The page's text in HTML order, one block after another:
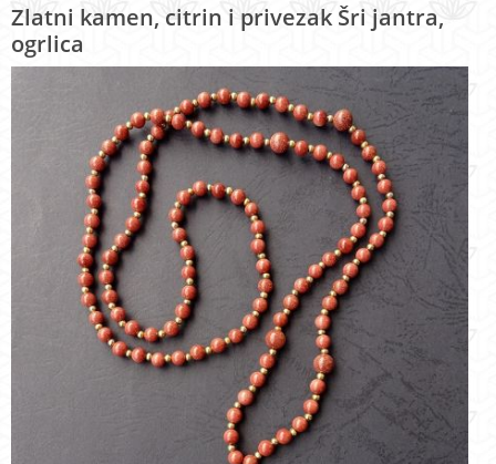
Zlatni kamen, citrin i privezak Šri jantra,
ogrlica